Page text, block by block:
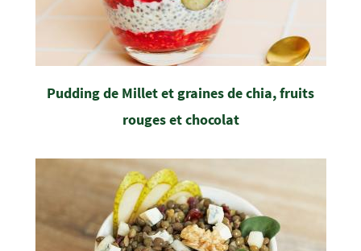
Pudding de Millet et graines de chia, fruits
rouges et chocolat